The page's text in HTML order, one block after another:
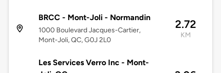
BRCC - Mont-Joli - Normandin
1000 Boulevard Jacques-Cartier,
Mont-Joli, QC, G0J 2L0
2.72
KM
Les Services Verro Inc - Mont-